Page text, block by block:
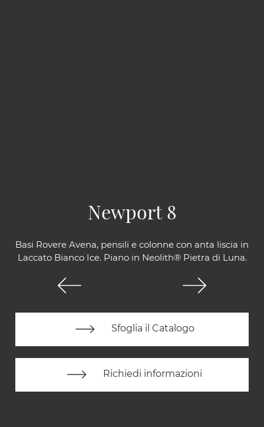
Basi Rovere Avena, pensili e colonne con anta liscia in
Laccato Bianco Ice. Piano in Neolith® Pietra di Luna.
Sfoglia il Catalogo
Richiedi informazioni
Newport 8